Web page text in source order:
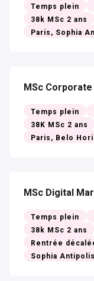
Temps plein
38k MSc 2 ans
Paris, Sophia
MSc
Temps plein
38K MSc 2 ans
Paris, Belo
MSc Digital
Temps plein
38k MSc 2 ans
Rentrée
Sophia Antipolis